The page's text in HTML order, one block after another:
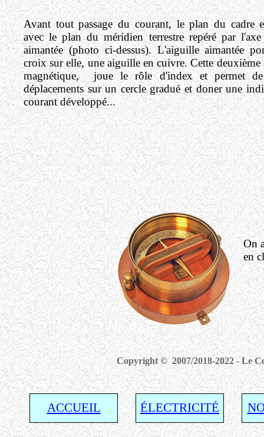
Avant tout passage du courant, le plan du cadre
avec le plan du méridien terrestre repéré par
aimantée (photo ci-dessus).L'aiguille aimantée
croix sur elle, une aiguille en cuivre. Cette
magnétique, joue le rôle d'index et permet de
déplacements sur un cercle gradué et doner une
courant développé...
On
en
Copyright © 2007/2018-2022 - Le
ACCUEIL ÉLECTRICITÉ